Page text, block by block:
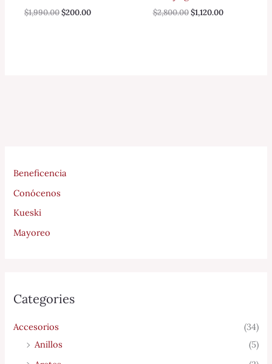
Beneficencia
Conócenos
Kueski
Mayoreo
Categories
Accesorios
(34)
Anillos
(5)
$1,990.00$200.00 $2,800.00 $1,120.00